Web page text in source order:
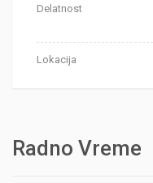
Delatnost
Lokacija
Radno Vreme